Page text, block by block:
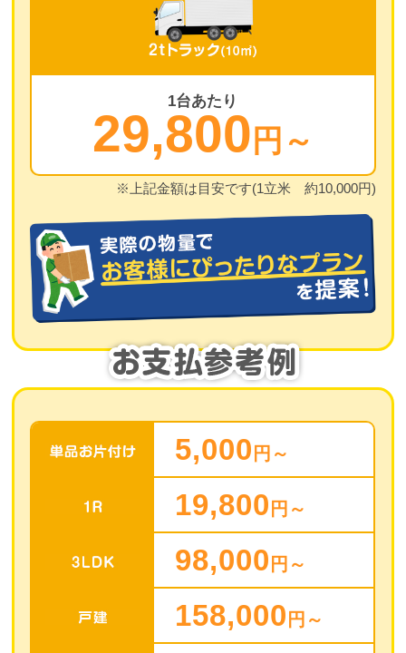
1台あたり
29,800 円～
※上記金額は目安です(1立米 約10,000円)
5,000 円～
19,800 円～
98,000 円～
158,000 円～